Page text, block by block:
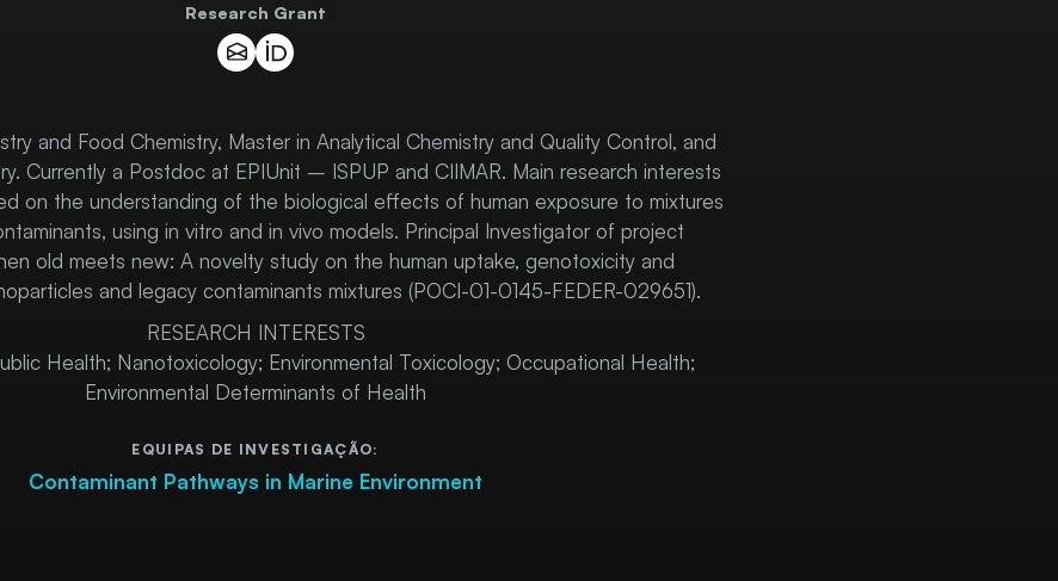
Research Grant
and Food Chemistry, Master in Analytical Chemistry and Quality Control, and
Currently a Postdoc at EPIUnit – ISPUP and CIIMAR. Main research interests
on the understanding of the biological effects of human exposure to mixtures
using in vitro and in vivo models. Principal Investigator of project
old meets new: A novelty study on the human uptake, genotoxicity and
and legacy contaminants mixtures (POCI-01-0145-FEDER-029651).
RESEARCH INTERESTS
Health; Nanotoxicology; Environmental Toxicology; Occupational Health;
Environmental Determinants of Health
EQUIPAS DE INVESTIGAÇÃO:
Contaminant Pathways in Marine Environment